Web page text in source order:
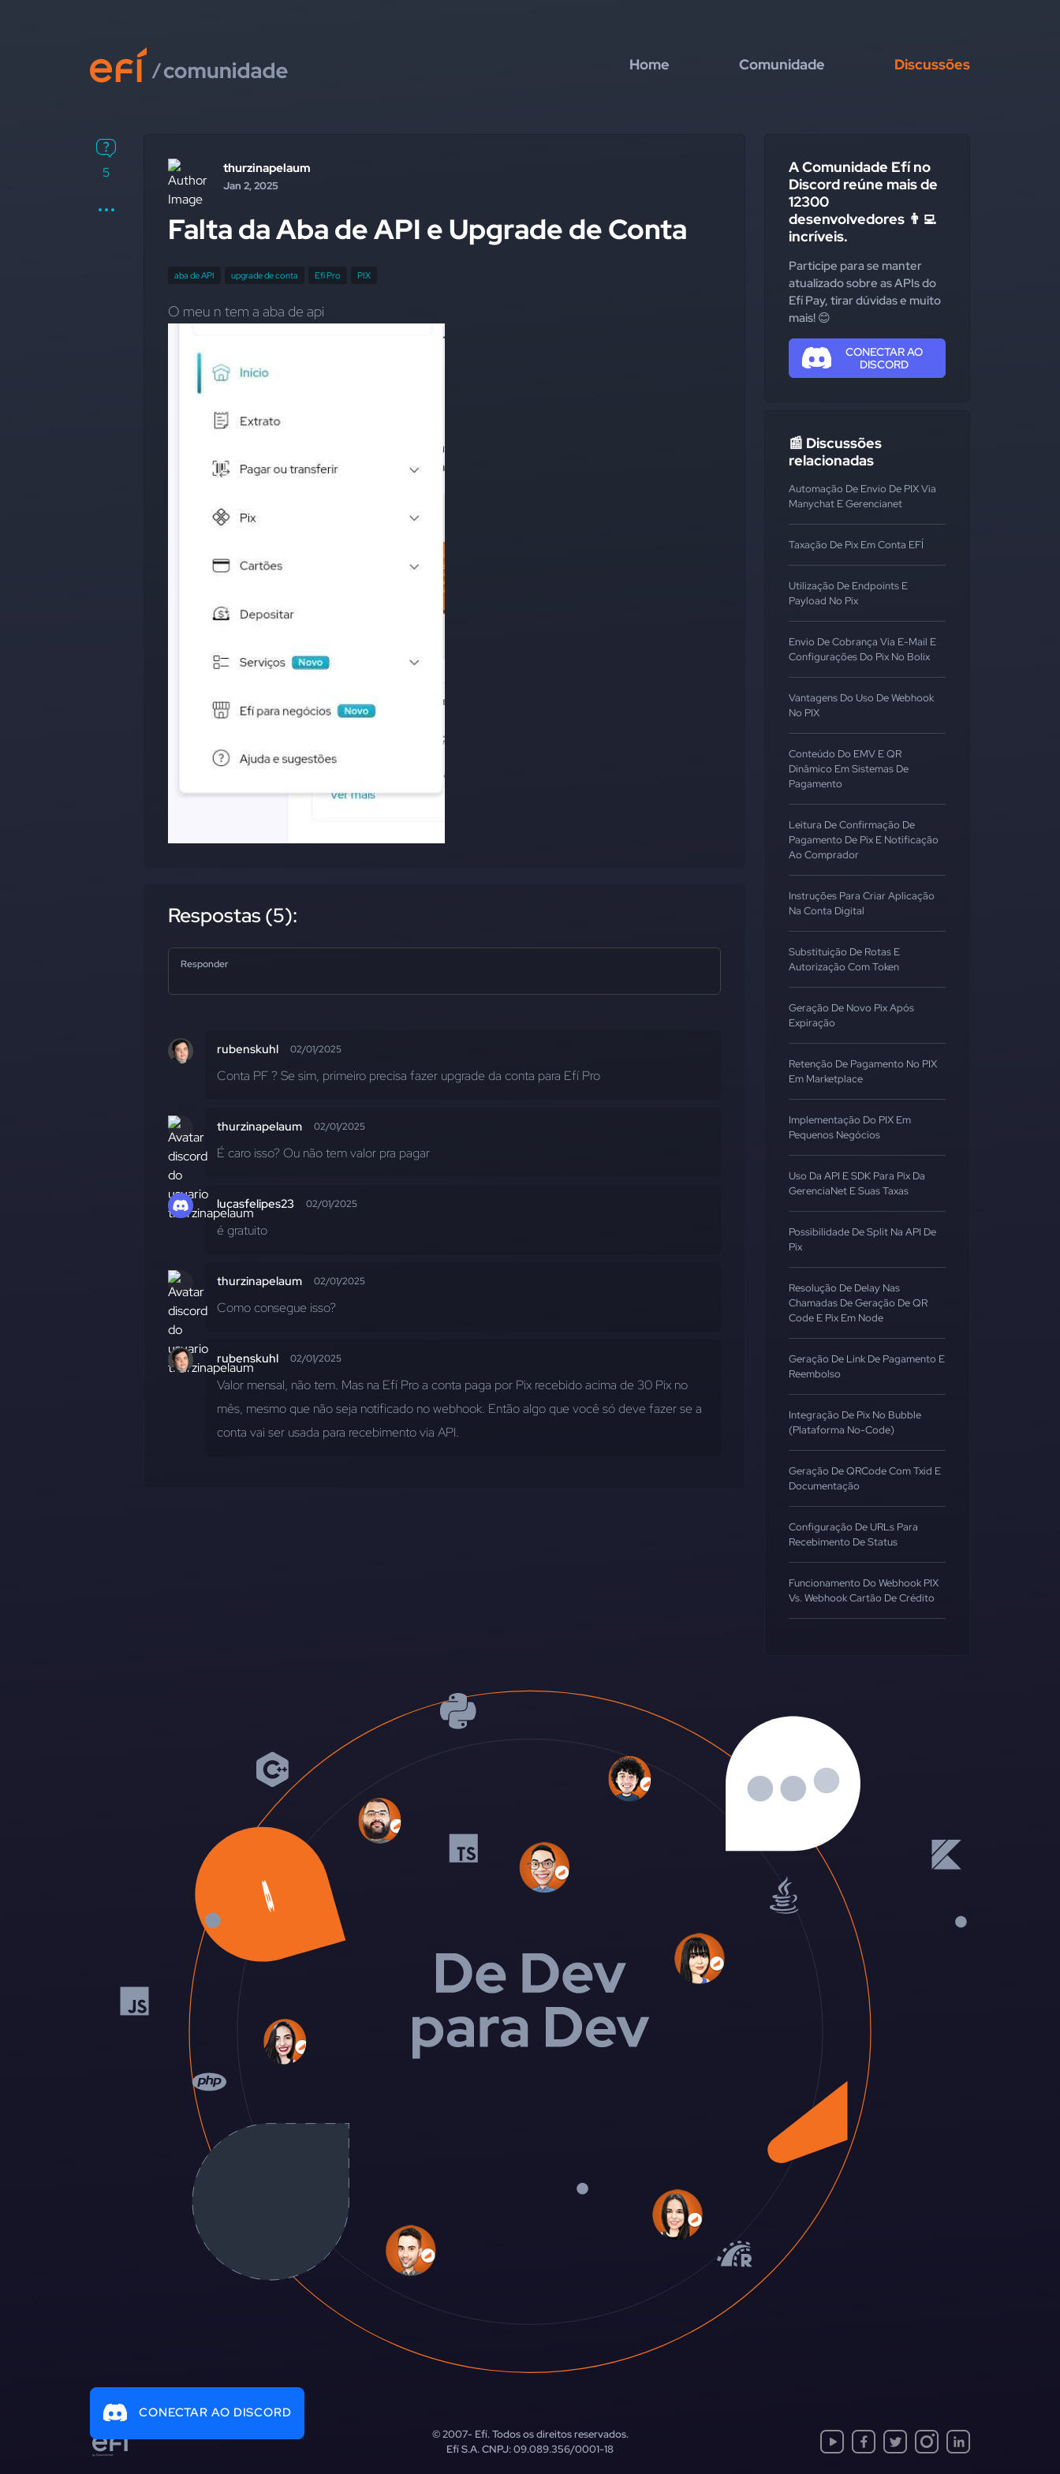
Home Comunidade Discussões
5 thurzinapelaum
Jan 2, 2025
Falta da Aba de API e Upgrade de Conta
aba de API upgrade de conta Efí Pro PIX
O meu n tem a aba de api
Respostas (5):
Responder
rubenskuhl 02/01/2025
Conta PF ? Se sim, primeiro precisa fazer upgrade da conta para Efí Pro
thurzinapelaum 02/01/2025
É caro isso? Ou não tem valor pra pagar
lucasfelipes23 02/01/2025
é gratuito
thurzinapelaum 02/01/2025
Como consegue isso?
rubenskuhl 02/01/2025
Valor mensal, não tem. Mas na Efí Pro a conta paga por Pix recebido acima de 30 Pix no
mês, mesmo que não seja notificado no webhook. Então algo que você só deve fazer se a
conta vai ser usada para recebimento via API.
A Comunidade Efí no
Discord reúne mais de
12300
desenvolvedores 👨‍💻
incríveis.
Participe para se manter
atualizado sobre as APIs do
Efí Pay, tirar dúvidas e muito
mais! 😊
CONECTAR AO
DISCORD
📰 Discussões
relacionadas
Automação De Envio De PIX Via
Manychat E Gerencianet
Taxação De Pix Em Conta EFÍ
Utilização De Endpoints E
Payload No Pix
Envio De Cobrança Via E-Mail E
Configurações Do Pix No Bolix
Vantagens Do Uso De Webhook
No PIX
Conteúdo Do EMV E QR
Dinâmico Em Sistemas De
Pagamento
Leitura De Confirmação De
Pagamento De Pix E Notificação
Ao Comprador
Instruções Para Criar Aplicação
Na Conta Digital
Substituição De Rotas E
Autorização Com Token
Geração De Novo Pix Após
Expiração
Retenção De Pagamento No PIX
Em Marketplace
Implementação Do PIX Em
Pequenos Negócios
Uso Da API E SDK Para Pix Da
GerenciaNet E Suas Taxas
Possibilidade De Split Na API De
Pix
Resolução De Delay Nas
Chamadas De Geração De QR
Code E Pix Em Node
Geração De Link De Pagamento E
Reembolso
Integração De Pix No Bubble
(Plataforma No-Code)
Geração De QRCode Com Txid E
Documentação
Configuração De URLs Para
Recebimento De Status
Funcionamento Do Webhook PIX
Vs. Webhook Cartão De Crédito
CONECTAR AO DISCORD
© 2007-Efí. Todos os direitos reservados.
Efí S.A. CNPJ: 09.089.356/0001-18